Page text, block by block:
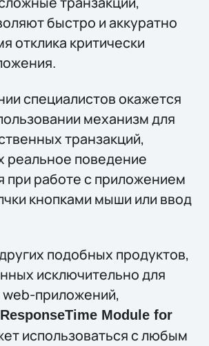
быстро и аккуратно
отклика критически
специалистов окажется
механизм для
транзакций,
реальное поведение
при работе с приложением
кнопками мыши или ввод
подобных продуктов,
исключительно для
приложений,
Module for
использоваться с любым